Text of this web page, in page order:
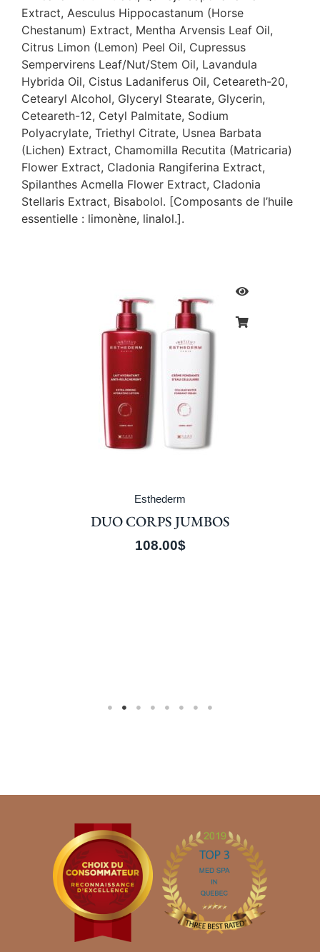
Extract, Aesculus Hippocastanum (Horse
Chestanum) Extract, Mentha Arvensis Leaf Oil,
Citrus Limon (Lemon) Peel Oil, Cupressus
Sempervirens Leaf/Nut/Stem Oil, Lavandula
Hybrida Oil, Cistus Ladaniferus Oil, Ceteareth-20,
Cetearyl Alcohol, Glyceryl Stearate, Glycerin,
Ceteareth-12, Cetyl Palmitate, Sodium
Polyacrylate, Triethyl Citrate, Usnea Barbata
(Lichen) Extract, Chamomilla Recutita (Matricaria)
Flower Extract, Cladonia Rangiferina Extract,
Spilanthes Acmella Flower Extract, Cladonia
Stellaris Extract, Bisabolol. [Composants de l’huile
essentielle : limonène, linalol.].
Esthederm
DUO CORPS JUMBOS
108.00$